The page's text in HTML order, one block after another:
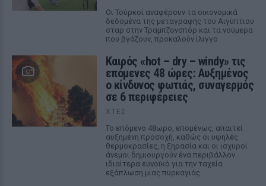
Οι Τούρκοί αναφέρουν τα οικονομικά
δεδομένα της μεταγραφής του Αιγύπτιου
σταρ στην Τραμπζονσπόρ και τα νούμερα
που βγάζουν, προκαλούν ίλιγγο
Καιρός «hot – dry – windy» τις
επόμενες 48 ώρες: Αυξημένος
ο κίνδυνος φωτιάς, συναγερμός
σε 6 περιφέρειες
ΧΤΕΣ
Το επόμενο 48ωρο, επομένως, απαιτεί
αυξημένη προσοχή, καθώς οι υψηλές
θερμοκρασίες, η ξηρασία και οι ισχυροί
άνεμοι δημιουργούν ένα περιβάλλον
ιδιαίτερα ευνοϊκό για την ταχεία
εξάπλωση μιας πυρκαγιάς